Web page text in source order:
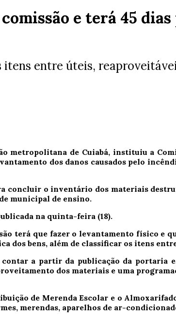
e terá 45
itens entre úteis,
metropolitana de Cuiabá, instituiu a
dos danos causados pelo
concluir o inventário dos materiais
municipal de ensino.
na quinta-feira (18).
terá que fazer o levantamento físico
dos bens, além de classificar os itens
contar a partir da publicação da
dos materiais e uma
de Merenda Escolar e o
merendas, aparelhos de ar-